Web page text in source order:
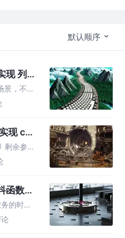
默认顺序
现 列
景，不过
情 如
何去
现 call
剩余参数
指
它接受
函数和
的时候
次了吧.